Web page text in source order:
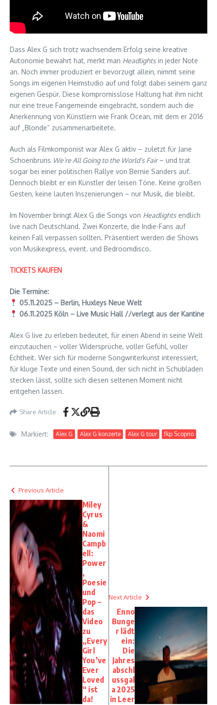
Dass Alex G sich trotz wachsendem Erfolg seine kreative
Autonomie bewahrt hat, merkt man Headlights in jeder Note
an. Noch immer produziert er bevorzugt allein, nimmt seine
Songs im eigenen Heimstudio auf und folgt dabei seinem ganz
eigenen Gespür. Diese kompromisslose Haltung hat ihm nicht
nur eine treue Fangemeinde eingebracht, sondern auch die
Anerkennung von Künstlern wie Frank Ocean, mit dem er 2016
auf „Blonde“ zusammenarbeitete.
Auch als Filmkomponist war Alex G aktiv – zuletzt für Jane
Schoenbruns We’re All Going to the World’s Fair– und trat
sogar bei einer politischen Rallye von Bernie Sanders auf.
Dennoch bleibt er ein Künstler der leisen Töne. Keine großen
Gesten, keine lauten Inszenierungen – nur Musik, die bleibt.
Im November bringt Alex G die Songs von Headlights endlich
live nach Deutschland. Zwei Konzerte, die Indie-Fans auf
keinen Fall verpassen sollten. Präsentiert werden die Shows
von Musikexpress, event. und Bedroomdisco.
TICKETS KAUFEN
Die Termine:
05.11.2025 – Berlin, Huxleys Neue Welt
06.11.2025 Köln – Live Music Hall //verlegt aus der Kantine
Alex G live zu erleben bedeutet, für einen Abend in seine Welt
einzutauchen – voller Widersprüche, voller Gefühl, voller
Echtheit. Wer sich für moderne Songwriterkunst interessiert,
für kluge Texte und einen Sound, der sich nicht in Schubladen
stecken lässt, sollte sich diesen seltenen Moment nicht
entgehen lassen.
Share Article
Markiert: Alex G Alex G konzerte Alex G tour fkp Scoprio
Previous Article
Miley
Cyrus
&
Naomi
Campb
ell:
Power
,
Poesie
und
Pop –
das
Video
zu
„Every
Girl
You’ve
Ever
Loved
“ ist
da!
Next Article
Enno
Bunge
r lädt
ein:
Die
Jahres
abschl
ussgal
a 2025
in Leer